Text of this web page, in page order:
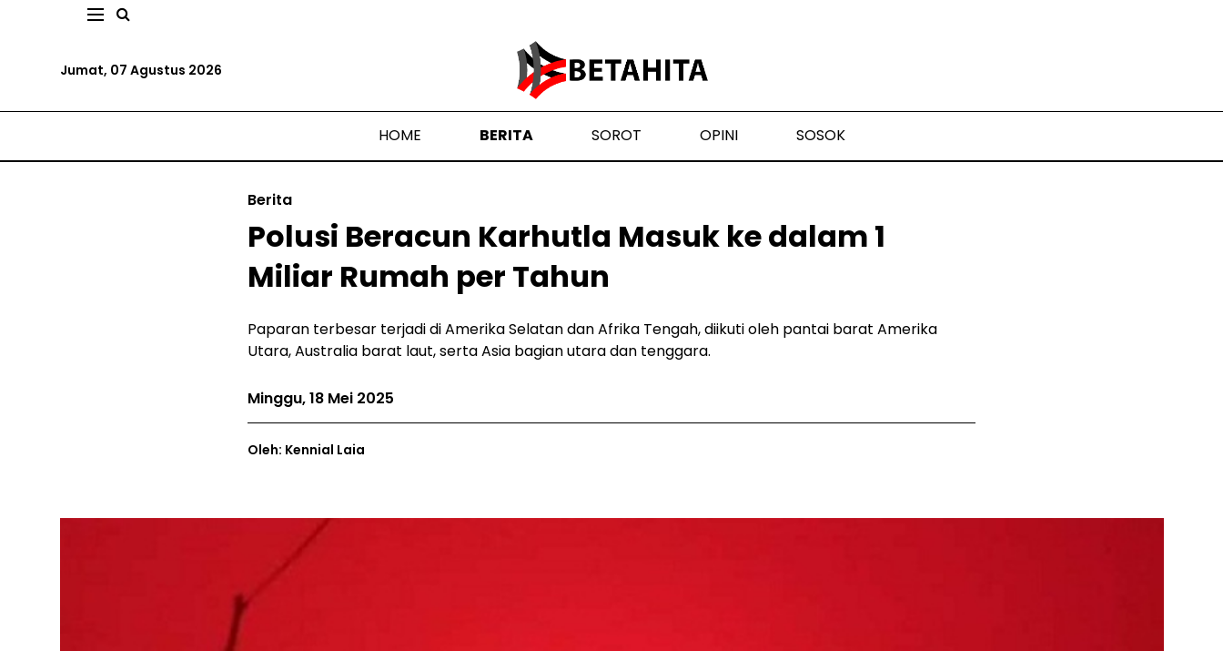
Jumat, 07 Agustus 2026
HOME BERITA SOROT OPINI SOSOK
Berita
Polusi Beracun Karhutla Masuk ke dalam 1
Miliar Rumah per Tahun
Paparan terbesar terjadi di Amerika Selatan dan Afrika Tengah, diikuti oleh pantai barat Amerika
Utara, Australia barat laut, serta Asia bagian utara dan tenggara.
Minggu, 18 Mei 2025
Oleh: Kennial Laia